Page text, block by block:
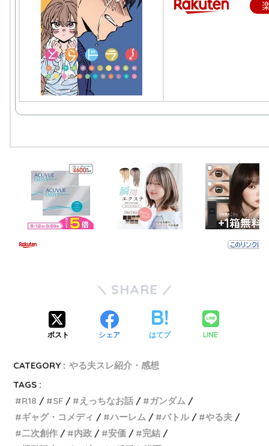
SHARE
ポスト シェア はてブ LINE
CATEGORY : やる夫スレ紹介・感想
TAGS :
R18
SF えっちなお話
ガンダム
ギャグ・コメディ
ハーレム バトル
やる夫
二次創作
内政 安価
完結